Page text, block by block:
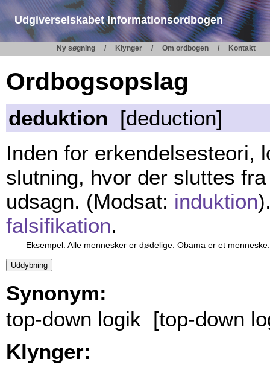
Udgiverselskabet Informationsordbogen
Ny søgning Klynger Om ordbogen Kontakt
Ordbogsopslag
deduktion [deduction]
Inden for erkendelsesteori,
slutning, hvor der sluttes
udsagn. (Modsat: induktion
falsifikation.
Eksempel: Alle mennesker er dødelige. Obama er et
Synonym:
top-down logik [top-down
Klynger: